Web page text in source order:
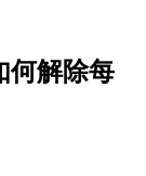
何解除每